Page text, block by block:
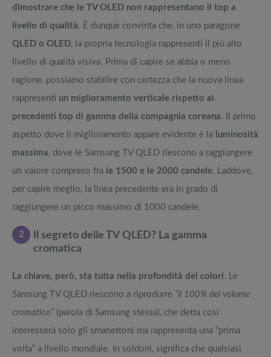
dimostrare che le TV OLED non rappresentano il top a
livello di qualità. È dunque convinta che, in uno paragone
QLED o OLED, la propria tecnologia rappresenti il più alto
livello di qualità visiva. Prima di capire se abbia o meno
ragione, possiamo stabilire con certezza che la nuova linea
rappresenti un miglioramento verticale rispetto ai
precedenti top di gamma della compagnia coreana. Il primo
aspetto dove il miglioramento appare evidente è la luminosità
massima, dove le Samsung TV QLED riescono a raggiungere
un valore compreso fra le 1500 e le 2000 candele. Laddove,
per capire meglio, la linea precedente era in grado di
raggiungere un picco massimo di 1000 candele.
2
Il segreto delle TV QLED? La gamma
cromatica
La chiave, però, sta tutta nella profondità dei colori. Le
Samsung TV QLED riescono a riprodurre “il 100% del volume
cromatico” (parola di Samsung stessa), che detta così
interesserà solo gli smanettoni ma rappresenta una “prima
volta” a livello mondiale. In soldoni, significa che qualsiasi